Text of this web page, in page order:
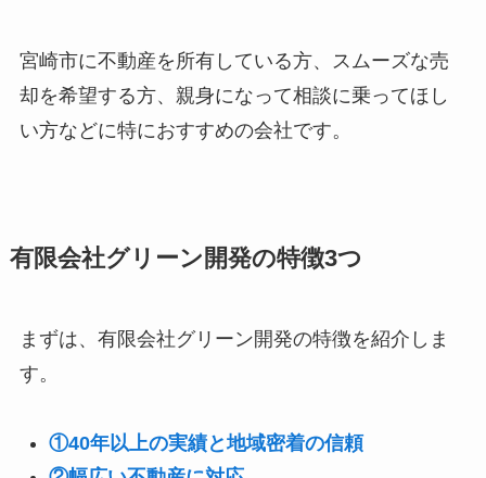
宮崎市に不動産を所有している方、スムーズな売
却を希望する方、親身になって相談に乗ってほし
い方などに特におすすめの会社です。
有限会社グリーン開発の特徴3つ
まずは、有限会社グリーン開発の特徴を紹介しま
す。
①40年以上の実績と地域密着の信頼